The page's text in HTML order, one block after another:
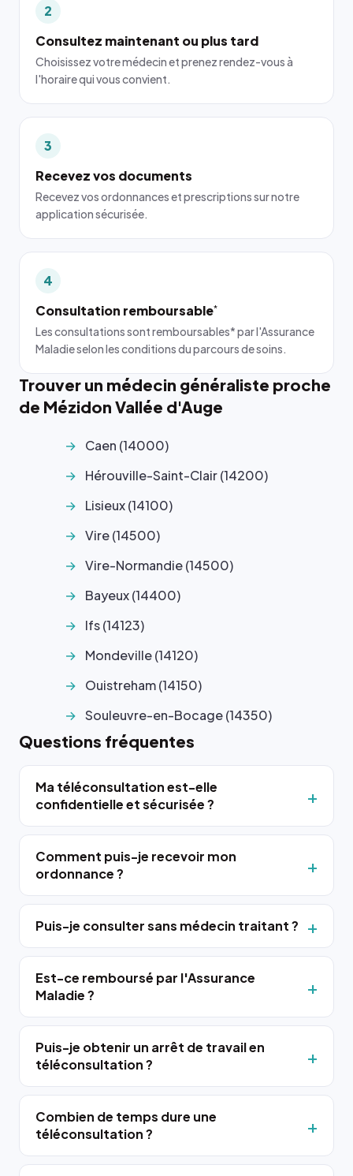
2
Consultez maintenant ou plus tard
Choisissez votre médecin et prenez rendez-vous à
l'horaire qui vous convient.
3
Recevez vos documents
Recevez vos ordonnances et prescriptions sur notre
application sécurisée.
4
Consultation remboursable*
Les consultations sont remboursables* par l'Assurance
Maladie selon les conditions du parcours de soins.
Trouver un médecin généraliste proche
de Mézidon Vallée d'Auge
Caen (14000)
Hérouville-Saint-Clair (14200)
Lisieux (14100)
Vire (14500)
Vire-Normandie (14500)
Bayeux (14400)
Ifs (14123)
Mondeville (14120)
Ouistreham (14150)
Souleuvre-en-Bocage (14350)
Questions fréquentes
Ma téléconsultation est-elle
confidentielle et sécurisée ?
Comment puis-je recevoir mon
ordonnance ?
Puis-je consulter sans médecin traitant ?
Est-ce remboursé par l'Assurance
Maladie ?
Puis-je obtenir un arrêt de travail en
téléconsultation ?
Combien de temps dure une
téléconsultation ?